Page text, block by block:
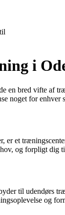
i
bred vifte af
noget for
et
og forpligt dig
til
og